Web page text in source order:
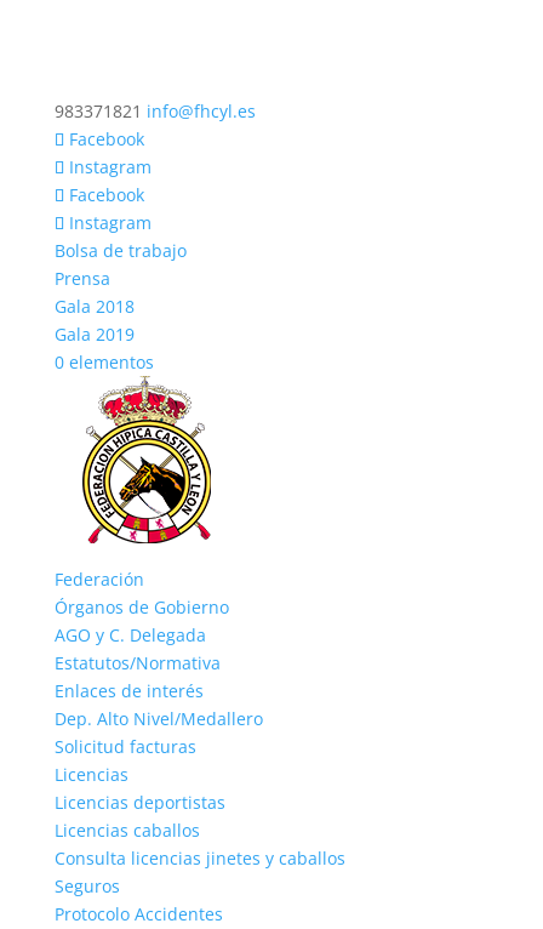
983371821 info@fhcyl.es
Facebook
Instagram
Facebook
Instagram
Bolsa de trabajo
Prensa
Gala 2018
Gala 2019
0 elementos
Federación
Órganos de Gobierno
AGO y C. Delegada
Estatutos/Normativa
Enlaces de interés
Dep. Alto Nivel/Medallero
Solicitud facturas
Licencias
Licencias deportistas
Licencias caballos
Consulta licencias jinetes y caballos
Seguros
Protocolo Accidentes